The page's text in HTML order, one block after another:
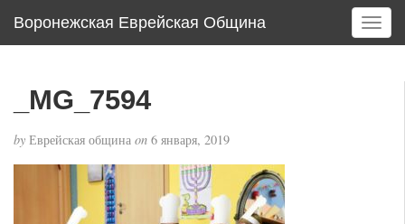
Воронежская Еврейская Община
T
o
_MG_7594
by Еврейская община on 6 января, 2019